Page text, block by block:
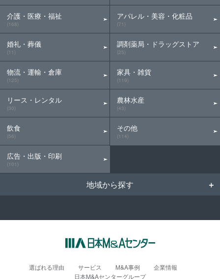
介護・医療・福祉
(168)
婚礼・葬儀
(11)
物流・運輸・倉庫
(125)
リース・レンタル
(30)
飲食
(56)
広告・出版・印刷
(101)
アパレル・美容・化粧品
(71)
調剤薬局・ドラッグストア
(25)
家具・雑貨
(119)
農林水産
(43)
その他
(114)
地域から探す
選ばれる理由 サービス M&A事例
企業情報
日本M&Aセンターグループ